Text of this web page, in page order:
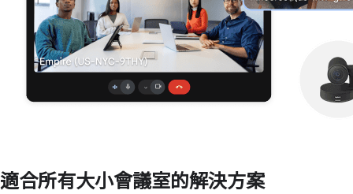
適合所有大小會議室的解決方案